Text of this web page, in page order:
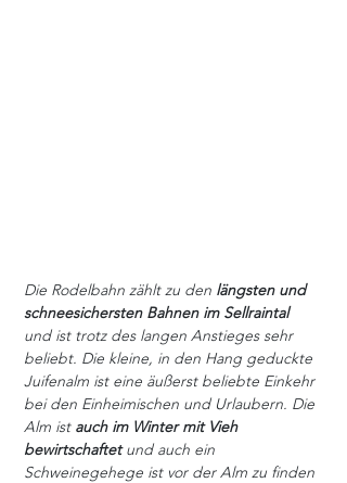
Die Rodelbahn zählt zu den längsten und
schneesichersten Bahnen im Sellraintal
und ist trotz des langen Anstieges sehr
beliebt. Die kleine, in den Hang geduckte
Juifenalm ist eine äußerst beliebte Einkehr
bei den Einheimischen und Urlaubern. Die
Alm ist auch im Winter mit Vieh
bewirtschaftet und auch ein
Schweinegehege ist vor der Alm zu finden